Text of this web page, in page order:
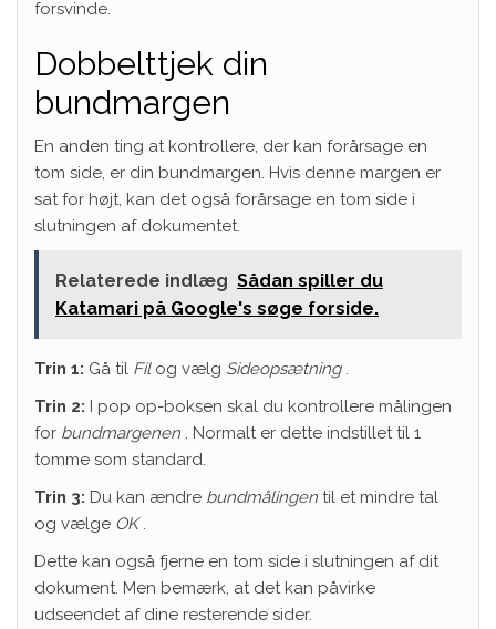
forsvinde.
Dobbelttjek din
bundmargen
En anden ting at kontrollere, der kan forårsage en
tom side, er din bundmargen. Hvis denne margen er
satfor højt, kan det også forårsage en tom side i
slutningen af ​​dokumentet.
Relaterede indlæg Sådan spiller du
Katamari på Google's søge forside.
Trin 1: Gå til Filog vælg Sideopsætning.
Trin 2: I pop op-boksen skal du kontrollere målingen
for bundmargenen . Normalt er dette indstillet til 1
tomme som standard.
Trin 3: Du kan ændre bundmålingen til et mindre tal
og vælge OK.
Dette kan også fjerne en tom side i slutningen af ​​dit
dokument. Men bemærk, at det kan påvirke
udseendet af dine resterende sider.